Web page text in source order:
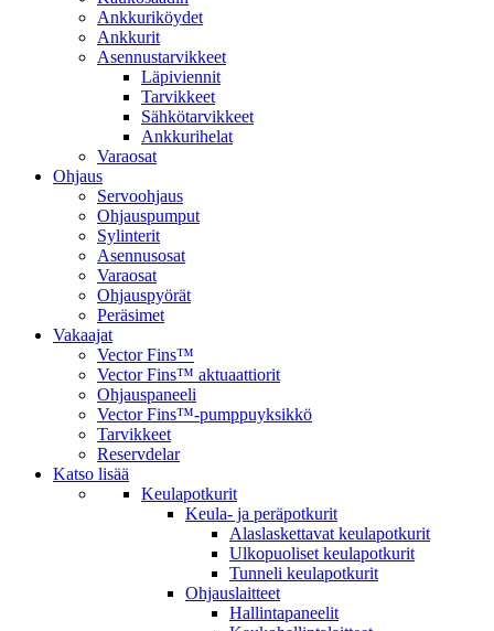
Ankkuriköydet
Ankkurit
Asennustarvikkeet
Läpiviennit
Tarvikkeet
Sähkötarvikkeet
Ankkurihelat
Varaosat
Ohjaus
Servoohjaus
Ohjauspumput
Sylinterit
Asennusosat
Varaosat
Ohjauspyörät
Peräsimet
Vakaajat
Vector Fins™
Vector Fins™ aktuaattiorit
Ohjauspaneeli
Vector Fins™-pumppuyksikkö
Tarvikkeet
Reservdelar
Katso lisää
Keulapotkurit
Keula- ja peräpotkurit
Alaslaskettavat keulapotkurit
Ulkopuoliset keulapotkurit
Tunneli keulapotkurit
Ohjauslaitteet
Hallintapaneelit